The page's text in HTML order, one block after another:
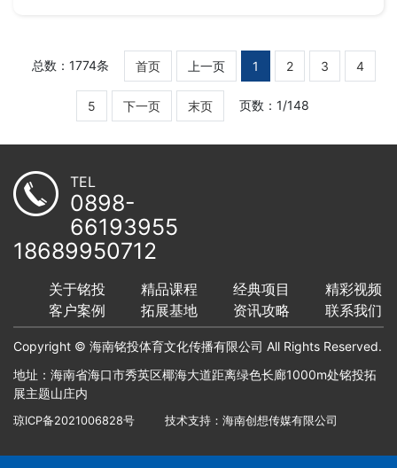
总数：1774条 首页 上一页 1 2 3 4
5 下一页 末页 页数：1/148
TEL
0898-
66193955
18689950712
关于铭投 精品课程 经典项目
精彩视频
客户案例
拓展基地 资讯攻略 联系我们
Copyright © 海南铭投体育文化传播有限公司 All Rights Reserved.
地址：海南省海口市秀英区椰海大道距离绿色长廊1000m处铭投拓
展主题山庄内
琼ICP备2021006828号 技术支持： 海南创想传媒有限公司